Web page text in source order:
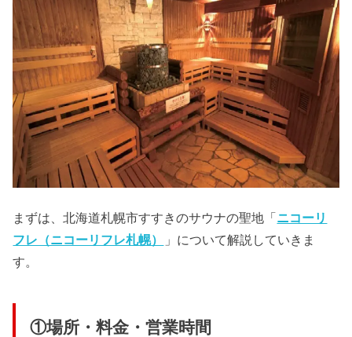
まずは、北海道札幌市すすきのサウナの聖地「 ニコーリ
フレ（ニコーリフレ札幌）
」について解説していきま
す。
①場所・料金・営業時間